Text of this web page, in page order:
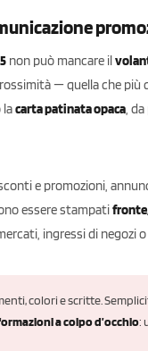
non può mancare il
— quella che più
lacarta patinata opaca ,
e promozioni,
essere stampati
ingressi di negozi o
colori e scritte.
a colpo d’occhio: